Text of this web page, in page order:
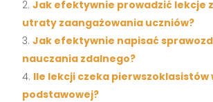
Jak efektywnie prowadzić lekcje
utraty zaangażowania uczniów?
Jak efektywnie napisać
nauczania zdalnego?
Ile lekcji czeka pierwszoklasistów
podstawowej?